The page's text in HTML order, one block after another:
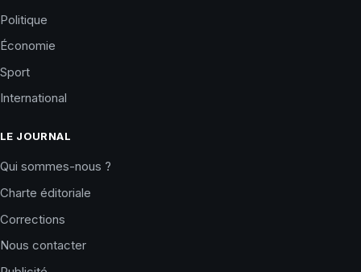
Politique
Économie
Sport
International
LE JOURNAL
Qui sommes-nous ?
Charte éditoriale
Corrections
Nous contacter